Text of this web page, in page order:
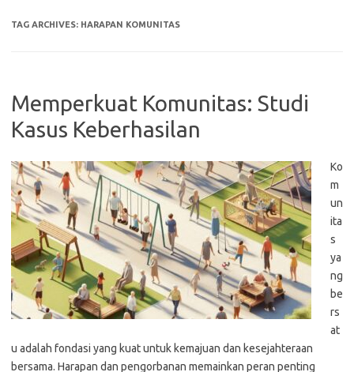
TAG ARCHIVES: HARAPAN KOMUNITAS
Memperkuat Komunitas: Studi
Kasus Keberhasilan
Ko
m
un
ita
s
ya
ng
be
rs
at
u adalah fondasi yang kuat untuk kemajuan dan kesejahteraan
bersama. Harapan dan pengorbanan memainkan peran penting